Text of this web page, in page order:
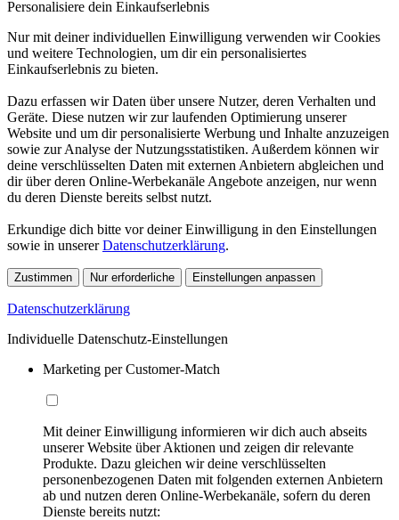
Personalisiere dein Einkaufserlebnis
Nur mit deiner individuellen Einwilligung verwenden wir Cookies
und weitere Technologien, um dir ein personalisiertes
Einkaufserlebnis zu bieten.
Dazu erfassen wir Daten über unsere Nutzer, deren Verhalten und
Geräte. Diese nutzen wir zur laufenden Optimierung unserer
Website und um dir personalisierte Werbung und Inhalte anzuzeigen
sowie zur Analyse der Nutzungsstatistiken. Außerdem können wir
deine verschlüsselten Daten mit externen Anbietern abgleichen und
dir über deren Online-Werbekanäle Angebote anzeigen, nur wenn
du deren Dienste bereits selbst nutzt.
Erkundige dich bitte vor deiner Einwilligung in den Einstellungen
sowie in unsererDatenschutzerklärung.
Zustimmen Nur erforderliche Einstellungen anpassen
Datenschutzerklärung
Individuelle Datenschutz-Einstellungen
Marketing per Customer-Match
Mit deiner Einwilligung informieren wir dich auch abseits
unserer Website über Aktionen und zeigen dir relevante
Produkte. Dazu gleichen wir deine verschlüsselten
personenbezogenen Daten mit folgenden externen Anbietern
ab und nutzen deren Online-Werbekanäle, sofern du deren
Dienste bereits nutzt: